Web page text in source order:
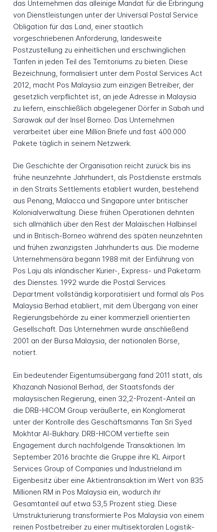
das Unternehmen das alleinige Mandat für die Erbringung
von Dienstleistungen unter der Universal Postal Service
Obligation für das Land, einer staatlich
vorgeschriebenen Anforderung, landesweite
Postzustellung zu einheitlichen und erschwinglichen
Tarifen in jeden Teil des Territoriums zu bieten. Diese
Bezeichnung, formalisiert unter dem Postal Services Act
2012, macht Pos Malaysia zum einzigen Betreiber, der
gesetzlich verpflichtet ist, an jede Adresse in Malaysia
zu liefern, einschließlich abgelegener Dörfer in Sabah und
Sarawak auf der Insel Borneo. Das Unternehmen
verarbeitet über eine Million Briefe und fast 400.000
Pakete täglich in seinem Netzwerk.
Die Geschichte der Organisation reicht zurück bis ins
frühe neunzehnte Jahrhundert, als Postdienste erstmals
in den Straits Settlements etabliert wurden, bestehend
aus Penang, Malacca und Singapore unter britischer
Kolonialverwaltung. Diese frühen Operationen dehnten
sich allmählich über den Rest der Malaiischen Halbinsel
und in Britisch-Borneo während des späten neunzehnten
und frühen zwanzigsten Jahrhunderts aus. Die moderne
Unternehmensära begann 1988 mit der Einführung von
Pos Laju als inländischer Kurier-, Express- und Paketarm
des Dienstes. 1992 wurde die Postal Services
Department vollständig korporatisiert und formal als Pos
Malaysia Berhad etabliert, mit dem Übergang von einer
Regierungsbehörde zu einer kommerziell orientierten
Gesellschaft. Das Unternehmen wurde anschließend
2001 an der Bursa Malaysia, der nationalen Börse,
notiert.
Ein bedeutender Eigentumsübergang fand 2011 statt, als
Khazanah Nasional Berhad, der Staatsfonds der
malaysischen Regierung, einen 32,2-Prozent-Anteil an
die DRB-HICOM Group veräußerte, ein Konglomerat
unter der Kontrolle des Geschäftsmanns Tan Sri Syed
Mokhtar Al-Bukhary. DRB-HICOM vertiefte sein
Engagement durch nachfolgende Transaktionen. Im
September 2016 brachte die Gruppe ihre KL Airport
Services Group of Companies und Industrieland im
Eigenbesitz über eine Aktientransaktion im Wert von 835
Millionen RM in Pos Malaysia ein, wodurch ihr
Gesamtanteil auf etwa 53,5 Prozent stieg. Diese
Umstrukturierung transformierte Pos Malaysia von einem
reinen Postbetreiber zu einer multisektoralen Logistik-